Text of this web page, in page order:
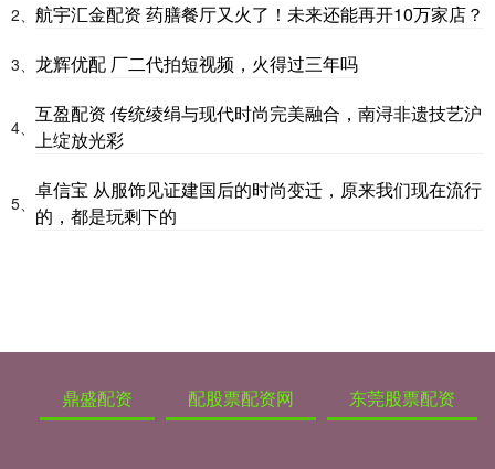
2、 航宇汇金配资 药膳餐厅又火了！未来还能再开10万家店？
3、 龙辉优配 厂二代拍短视频，火得过三年吗
4、
互盈配资 传统绫绢与现代时尚完美融合，南浔非遗技艺沪
上绽放光彩
5、
卓信宝 从服饰见证建国后的时尚变迁，原来我们现在流行
的，都是玩剩下的
鼎盛配资 配股票配资网 东莞股票配资